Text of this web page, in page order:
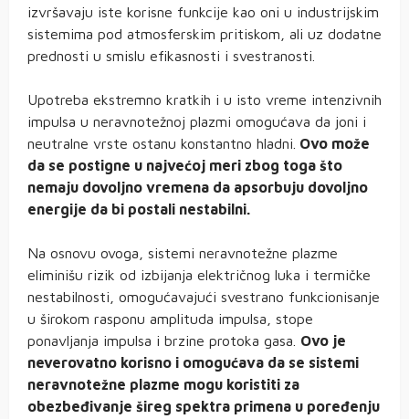
izvršavaju iste korisne funkcije kao oni u industrijskim
sistemima pod atmosferskim pritiskom, ali uz dodatne
prednosti u smislu efikasnosti i svestranosti.
Upotreba ekstremno kratkih i u isto vreme intenzivnih
impulsa u neravnotežnoj plazmi omogućava da joni i
neutralne vrste ostanu konstantno hladni. Ovo može
da se postigne u najvećoj meri zbog toga što
nemaju dovoljno vremena da apsorbuju dovoljno
energije da bi postali nestabilni.
Na osnovu ovoga, sistemi neravnotežne plazme
eliminišu rizik od izbijanja električnog luka i termičke
nestabilnosti, omogućavajući svestrano funkcionisanje
u širokom rasponu amplituda impulsa, stope
ponavljanja impulsa i brzine protoka gasa. Ovo je
neverovatno korisno i omogućava da se sistemi
neravnotežne plazme mogu koristiti za
obezbeđivanje šireg spektra primena u poređenju